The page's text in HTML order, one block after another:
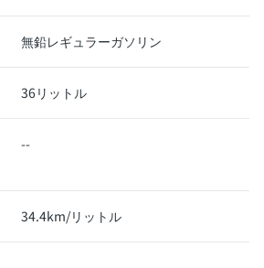
無鉛レギュラーガソリン
36リットル
--
34.4km/リットル